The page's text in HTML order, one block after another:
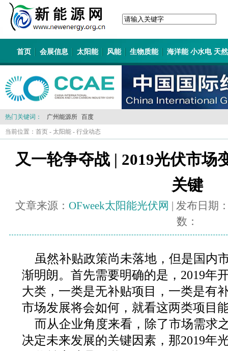
首页 会展信息 太阳能 风能 生物质能 海洋能 小水电 天
热门关键词： 广州能源所 百度
当前位置： 首页 - 太阳能 - 行业动态
又一轮争夺战 | 2019光伏市场
关键
文章来源： OFweek太阳能光伏网 | 发布日期
数：
虽然补贴政策尚未落地，但是国内
渐明朗。首先需要明确的是，2019年
大类，一类是无补贴项目，一类是有
市场发展将会如何，就看这两类项目
而从企业角度来看，除了市场需求
决定未来发展的关键因素，那2019年